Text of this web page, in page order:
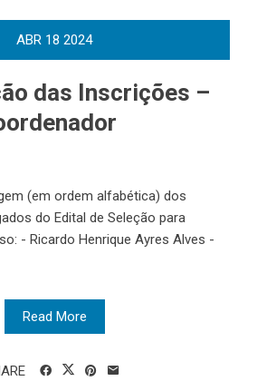
ABR 18 2024
das Inscrições –
(em ordem alfabética) dos
do Edital de Seleção para
- Ricardo Henrique Ayres Alves -
Read More